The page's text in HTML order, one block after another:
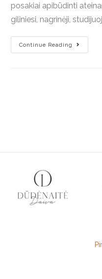
posakiai apibūdinti
giliniesi, nagrinėji,
Continue Reading